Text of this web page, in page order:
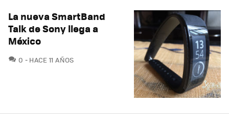
La nueva SmartBand
Talk de Sony llega a
México
0 COMENTARIOS
HACE 11 AÑOS